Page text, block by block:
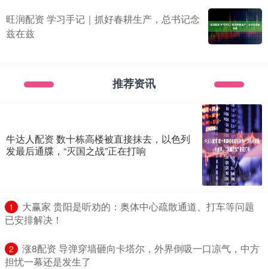
旺润配资 学习手记｜抓好春耕生产，总书记念
兹在兹
推荐资讯
牛达人配资 数十栋高楼被直接抹去，以色列
发最后通牒，“灭国之战”正在打响
1
​大赢家 贵阳是听劝的：奥体中心疏散通道、打车等问题
已安排解决！
2
​涨8配资 导弹穿墙砸向卡塔尔，外界倒吸一口凉气，中方
担忧一幕还是发生了